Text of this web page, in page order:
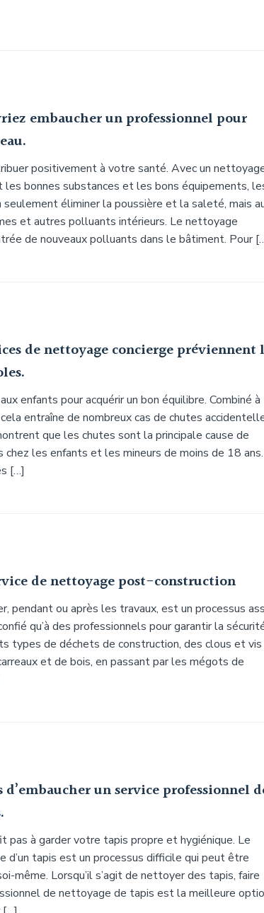
embaucher un professionnel pour
positivement à votre santé. Avec un
les bonnes substances et les bons équipements,
éliminer la poussière et la saleté, mais
et autres polluants intérieurs. Le nettoyage
de nouveaux polluants dans le bâtiment. Pour
de nettoyage concierge préviennent
enfants pour acquérir un bon équilibre. Combiné à
entraîne de nombreux cas de chutes
que les chutes sont la principale cause de
les enfants et les mineurs de moins de 18 ans.
[…]
de nettoyage post-construction
pendant ou après les travaux, est un processus
qu’à des professionnels pour garantir la
types de déchets de construction, des clous et vis
et de bois, en passant par les mégots de
un service professionnel
pas à garder votre tapis propre et hygiénique. Le
d’un tapis est un processus difficile qui peut être
même. Lorsqu’il s’agit de nettoyer des tapis, faire
de nettoyage de tapis est la meilleure